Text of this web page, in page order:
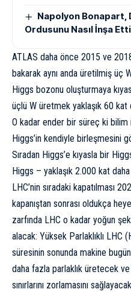
Napolyon Bonapart,
Ordusunu Nasıl İnşa
ATLAS daha önce 2015 ve 2018
bakarak aynı anda üretilmiş üç
Higgs bozonu oluşturmaya
üçlü W üretmek yaklaşık 60 kat
O kadar ender bir süreç ki bilim
Higgs’in kendiyle birleşmesini
Sıradan Higgs’e kıyasla bir
Higgs – yaklaşık 2.000 kat daha
LHC’nin sıradaki kapatılması
kapanıştan sonrası oldukça
zarfında LHC o kadar yoğun
alacak: Yüksek Parlaklıklı LHC
süresinin sonunda makine
daha fazla parlaklık üretecek
sınırlarını zorlamasını